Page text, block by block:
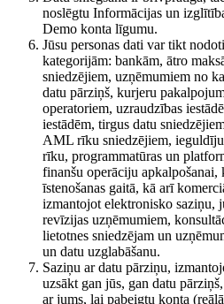
noslēgtu Informācijas un
Demo konta līgumu.
Jūsu personas dati var tikt
kategorijām: bankām, ātro
sniedzējiem, uzņēmumiem no
datu pārziņš, kurjeru
operatoriem, uzraudzības
iestādēm, tirgus datu
AML rīku sniedzējiem,
rīku, programmatūras un
finanšu operāciju apkalpošanai,
īstenošanas gaitā, kā arī
izmantojot elektronisko saziņu,
revīzijas uzņēmumiem,
lietotnes sniedzējam un
un datu uzglabāšanu.
Saziņu ar datu pārziņu,
uzsākt gan jūs, gan datu
ar jums, lai pabeigtu konta